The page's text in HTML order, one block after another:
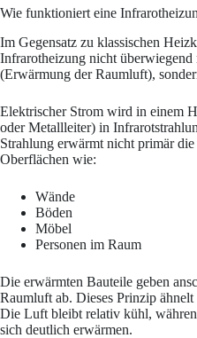
Wie funktioniert eine
Im Gegensatz zu klassischen
Infrarotheizung nicht
(Erwärmung der Raumluft),
Elektrischer Strom wird in einem
oder Metallleiter) in
Strahlung erwärmt nicht primär
Oberflächen wie:
Wände
Böden
Möbel
Personen im Raum
Die erwärmten Bauteile geben
Raumluft ab. Dieses Prinzip
Die Luft bleibt relativ kühl,
sich deutlich erwärmen.